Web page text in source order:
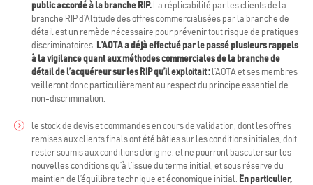
public accordé à la branche RIP. La réplicabilité par les clients de la
branche RIP d’Altitude des offres commercialisées par la branche de
détail est un remède nécessaire pour prévenir tout risque de pratiques
discriminatoires. L’AOTA a déjà effectué par le passé plusieurs rappels
à la vigilance quant aux méthodes commerciales de la branche de
détail de l’acquéreur sur les RIP qu’il exploitait : l’AOTA et ses membres
veilleront donc particulièrement au respect du principe essentiel de
non-discrimination.
le stock de devis et commandes en cours de validation, dont les offres
remises aux clients finals ont été bâties sur les conditions initiales, doit
rester soumis aux conditions d’origine, et ne pourront basculer sur les
nouvelles conditions qu’à l’issue du terme initial, et sous réserve du
maintien de l’équilibre technique et économique initial. En particulier,